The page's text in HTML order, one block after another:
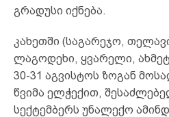
გრადუსი იქნება.
კახეთში (საგარეჯო,
ლაგოდეხი, ყვარელი,
30-31 აგვისტოს ზოგან
წვიმა ელჭექით,
სექტემბერს უნალექო